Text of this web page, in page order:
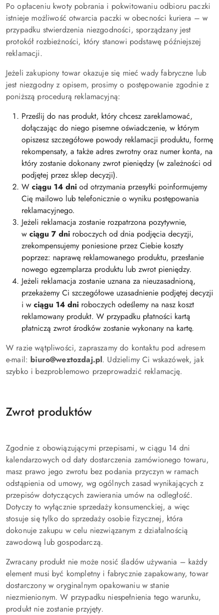
Po opłaceniu kwoty pobrania i pokwitowaniu odbioru paczki
istnieje możliwość otwarcia paczki w obecności kuriera – w
przypadku stwierdzenia niezgodności, sporządzany jest
protokół rozbieżności, który stanowi podstawę późniejszej
reklamacji.
Jeżeli zakupiony towar okazuje się mieć wady fabryczne lub
jest niezgodny z opisem, prosimy o postępowanie zgodnie z
poniższą procedurą reklamacyjną:
Prześlij do nas produkt, który chcesz zareklamować,
dołączając do niego pisemne oświadczenie, w którym
opiszesz szczegółowe powody reklamacji produktu, formę
rekompensaty, a także adres zwrotny oraz numer konta, na
który zostanie dokonany zwrot pieniędzy (w zależności od
podjętej przez sklep decyzji).
W ciągu 14 dni od otrzymania przesyłki poinformujemy
Cię mailowo lub telefonicznie o wyniku postępowania
reklamacyjnego.
Jeżeli reklamacja zostanie rozpatrzona pozytywnie,
w ciągu 7 dni roboczych od dnia podjęcia decyzji,
zrekompensujemy poniesione przez Ciebie koszty
poprzez: naprawę reklamowanego produktu, przesłanie
nowego egzemplarza produktu lub zwrot pieniędzy.
Jeżeli reklamacja zostanie uznana za nieuzasadnioną,
przekażemy Ci szczegółowe uzasadnienie podjętej decyzji
i w ciągu 14 dni roboczych odeślemy na nasz koszt
reklamowany produkt. W przypadku płatności kartą
płatniczą zwrot środków zostanie wykonany na kartę.
W razie wątpliwości, zapraszamy do kontaktu pod adresem
e-mail: biuro@weztozdaj.pl. Udzielimy Ci wskazówek, jak
szybko i bezproblemowo przeprowadzić reklamację.
Zwrot produktów
Zgodnie z obowiązującymi przepisami, w ciągu 14 dni
kalendarzowych od daty dostarczenia zamówionego towaru,
masz prawo jego zwrotu bez podania przyczyn w ramach
odstąpienia od umowy, wg ogólnych zasad wynikających z
przepisów dotyczących zawierania umów na odległość.
Dotyczy to wyłącznie sprzedaży konsumenckiej, a więc
stosuje się tylko do sprzedaży osobie fizycznej, która
dokonuje zakupu w celu niezwiązanym z działalnością
zawodową lub gospodarczą.
Zwracany produkt nie może nosić śladów używania – każdy
element musi być kompletny i fabrycznie zapakowany, towar
dostarczony w oryginalnym opakowaniu w stanie
niezmienionym. W przypadku niespełnienia tego warunku,
produkt nie zostanie przyjęty.